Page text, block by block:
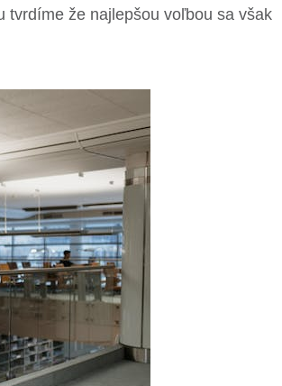
tvrdíme že najlepšou voľbou sa však